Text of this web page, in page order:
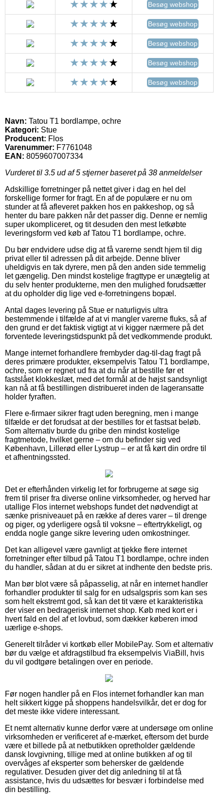
Besøg webshop
Besøg webshop
Besøg webshop
Besøg webshop
Besøg webshop
Navn: Tatou T1 bordlampe, ochre
Kategori: Stue
Producent: Flos
Varenummer: F7761048
EAN: 8059607007334
Vurderet til 3.5 ud af 5 stjerner baseret på 38 anmeldelser
Adskillige forretninger på nettet giver i dag en hel del
forskellige former for fragt. En af de populære er nu om
stunder at få afleveret pakken hos en pakkeshop, og så
henter du bare pakken når det passer dig. Denne er nemlig
super ukompliceret, og tit desuden den mest letkøbte
leveringsform ved køb af Tatou T1 bordlampe, ochre.
Du bør endvidere udse dig at få varerne sendt hjem til dig
privat eller til adressen på dit arbejde. Denne bliver
uheldigvis en tak dyrere, men på den anden side temmelig
let gængelig. Den mindst kostelige fragttype er unægtelig at
du selv henter produkterne, men den mulighed forudsætter
at du opholder dig lige ved e-forretningens bopæl.
Antal dages levering på Stue er naturligvis ultra
bestemmende i tilfælde af at vi mangler varerne fluks, så af
den grund er det faktisk vigtigt at vi kigger nærmere på det
forventede leveringstidspunkt på det vedkommende produkt.
Mange internet forhandlere frembyder dag-til-dag fragt på
deres primære produkter, eksempelvis Tatou T1 bordlampe,
ochre, som er regnet ud fra at du når at bestille før et
fastslået klokkeslæt, med det formål at de højst sandsynligt
kan nå at få bestillingen distribueret inden de lageransatte
holder fyraften.
Flere e-firmaer sikrer fragt uden beregning, men i mange
tilfælde er det forudsat at der bestilles for et fastsat beløb.
Som alternativ burde du gribe den mindst kostelige
fragtmetode, hvilket gerne – om du befinder sig ved
København, Lillerød eller Lystrup – er at få kørt din ordre til
et afhentningssted.
Det er efterhånden virkelig let for forbrugerne at søge sig
frem til priser fra diverse online virksomheder, og herved har
utallige Flos internet webshops fundet det nødvendigt at
sænke prisniveauet på en række af deres varer – til drenge
og piger, og yderligere også til voksne – eftertrykkeligt, og
endda nogle gange sikre levering uden omkostninger.
Det kan alligevel være gavnligt at tjekke flere internet
forretninger efter tilbud på Tatou T1 bordlampe, ochre inden
du handler, sådan at du er sikret at indhente den bedste pris.
Man bør blot være så påpasselig, at når en internet handler
forhandler produkter til salg for en udsalgspris som kan ses
som helt ekstremt god, så kan det tit være et karakteristika
der viser en bedragerisk internet shop. Køb med kort er i
hvert fald en del af et lovbud, som dækker køberen imod
uærlige e-shops.
Generelt tilråder vi kortkøb eller MobilePay. Som et alternativ
bør du vælge et afdragstilbud fra eksempelvis ViaBill, hvis
du vil godtgøre betalingen over en periode.
Før nogen handler på en Flos internet forhandler kan man
helt sikkert kigge på shoppens handelsvilkår, det er dog for
det meste ikke videre interessant.
Et nemt alternativ kunne derfor være at undersøge om online
virksomheden er verificeret af e-mærket, eftersom det burde
være et billede på at netbutikken opretholder gældende
dansk lovgivning, tillige med at online butikken af og til
overvåges af eksperter som behersker de gældende
regulativer. Desuden giver det dig anledning til at få
assistance, hvis du udsættes for besvær i forbindelse med
din bestilling.